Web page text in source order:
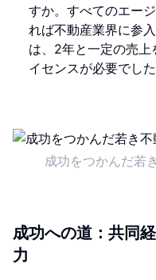
すか。すべてのエー
れば不動産業界に参
は、2年と一定の売上
イセンスが必要でした
成功をつかんだ若
成功への道：共同
力